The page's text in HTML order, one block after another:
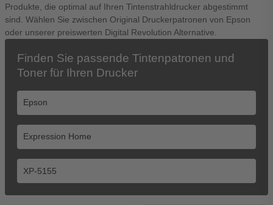
Produkte, die optimal auf Ihren Tintenstrahldrucker abgestimmt
sind. Wählen Sie zwischen Original Druckerpatronen von Epson
oder unserer preiswerten Digital Revolution Alternative.
Finden Sie passende Tintenpatronen und
Toner für Ihren Drucker